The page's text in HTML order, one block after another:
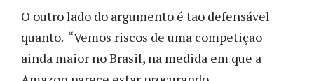
O outro lado do argumento é tão defensável
quanto. “Vemos riscos de uma competição
ainda maior no Brasil, na medida em que a